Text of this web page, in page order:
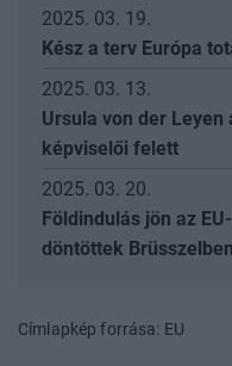
2025. 03. 19.
Kész a terv Európa
2025. 03. 13.
Ursula von der Leyen
képviselői felett
2025. 03. 20.
Földindulás jön az
döntöttek Brüsszelben
Címlapkép forrása: EU